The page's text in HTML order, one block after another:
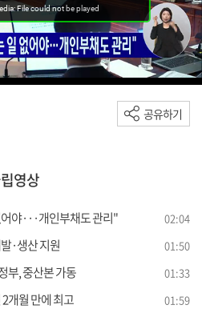
공유하기
영상
야···개인부채도 관리" 02:04
·생산 지원 01:50
부, 중산본 가동 01:33
개월 만에 최고 01:59